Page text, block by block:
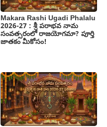
Makara Rashi Ugadi Phalalu
2026-27 : శ్రీ పరాభవ నామ
సంవత్సరంలో రాజయోగమా? పూర్తి
జాతకం మీకోసం!